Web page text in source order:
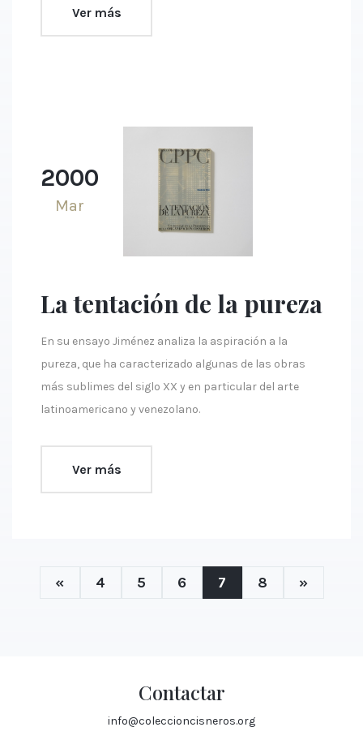
Ver más
2000
Mar
La tentación de la pureza
En su ensayo Jiménez analiza la aspiración a la
pureza, que ha caracterizado algunas de las obras
más sublimes del siglo XX y en particular del arte
latinoamericano y venezolano.
Ver más
« 4 5 6 7 8 »
Contactar
info@coleccioncisneros.org